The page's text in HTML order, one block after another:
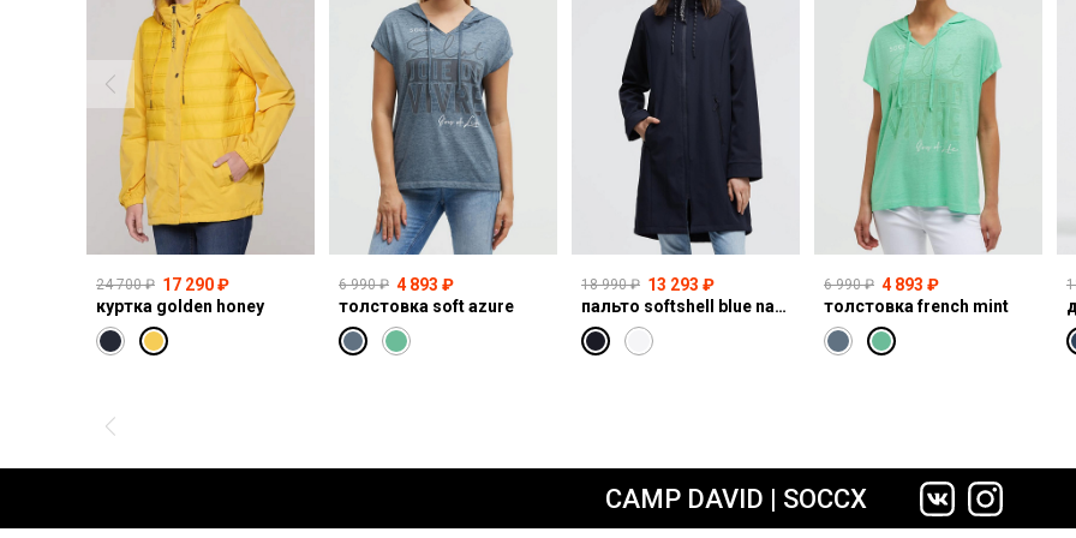
24 700 ₽ 17 290 ₽
куртка golden honey
6 990 ₽ 4 893 ₽
толстовка soft azure
18 990 ₽ 13 293 ₽
пальто softshell blue navy
6 990 ₽ 4 893 ₽
толстовка french mint
CAMP DAVID | SOCCX